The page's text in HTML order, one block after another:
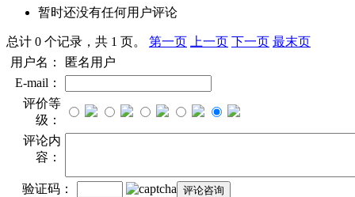
暂时还没有任何用户评论
总计 0 个记录，共 1 页。 第一页 上一页 下一页 最末页
用户名：
匿名用户
E-mail：
评价等
级：
评论内
容：
验证码：